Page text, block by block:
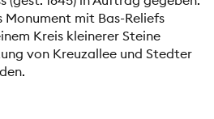
mit Bas-Reliefs
Kreis kleinerer Steine
von Kreuzallee und Stedter